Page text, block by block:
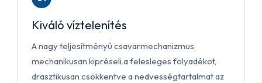
Kiváló víztelenítés
A nagy teljesítményű csavarmechanizmus
mechanikusan kipréseli a felesleges folyadékot,
drasztikusan csökkentve a nedvességtartalmat az